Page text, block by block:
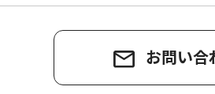
お問い合